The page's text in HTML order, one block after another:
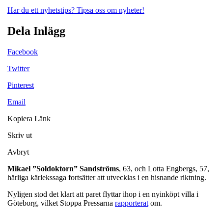
Har du ett nyhetstips? Tipsa oss om nyheter!
Dela Inlägg
Facebook
Twitter
Pinterest
Email
Kopiera Länk
Skriv ut
Avbryt
Mikael ”Soldoktorn” Sandströms, 63, och Lotta Engbergs, 57,
härliga kärlekssaga fortsätter att utvecklas i en hisnande riktning.
Nyligen stod det klart att paret flyttar ihop i en nyinköpt villa i
Göteborg, vilket Stoppa Pressarna rapporterat om.